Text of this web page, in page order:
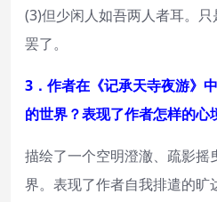
(3)但少闲人如吾两人者耳。
罢了。
3．作者在《记承天寺夜游》
的世界？表现了作者怎样的心
描绘了一个空明澄澈、疏影摇
界。表现了作者自我排遣的旷